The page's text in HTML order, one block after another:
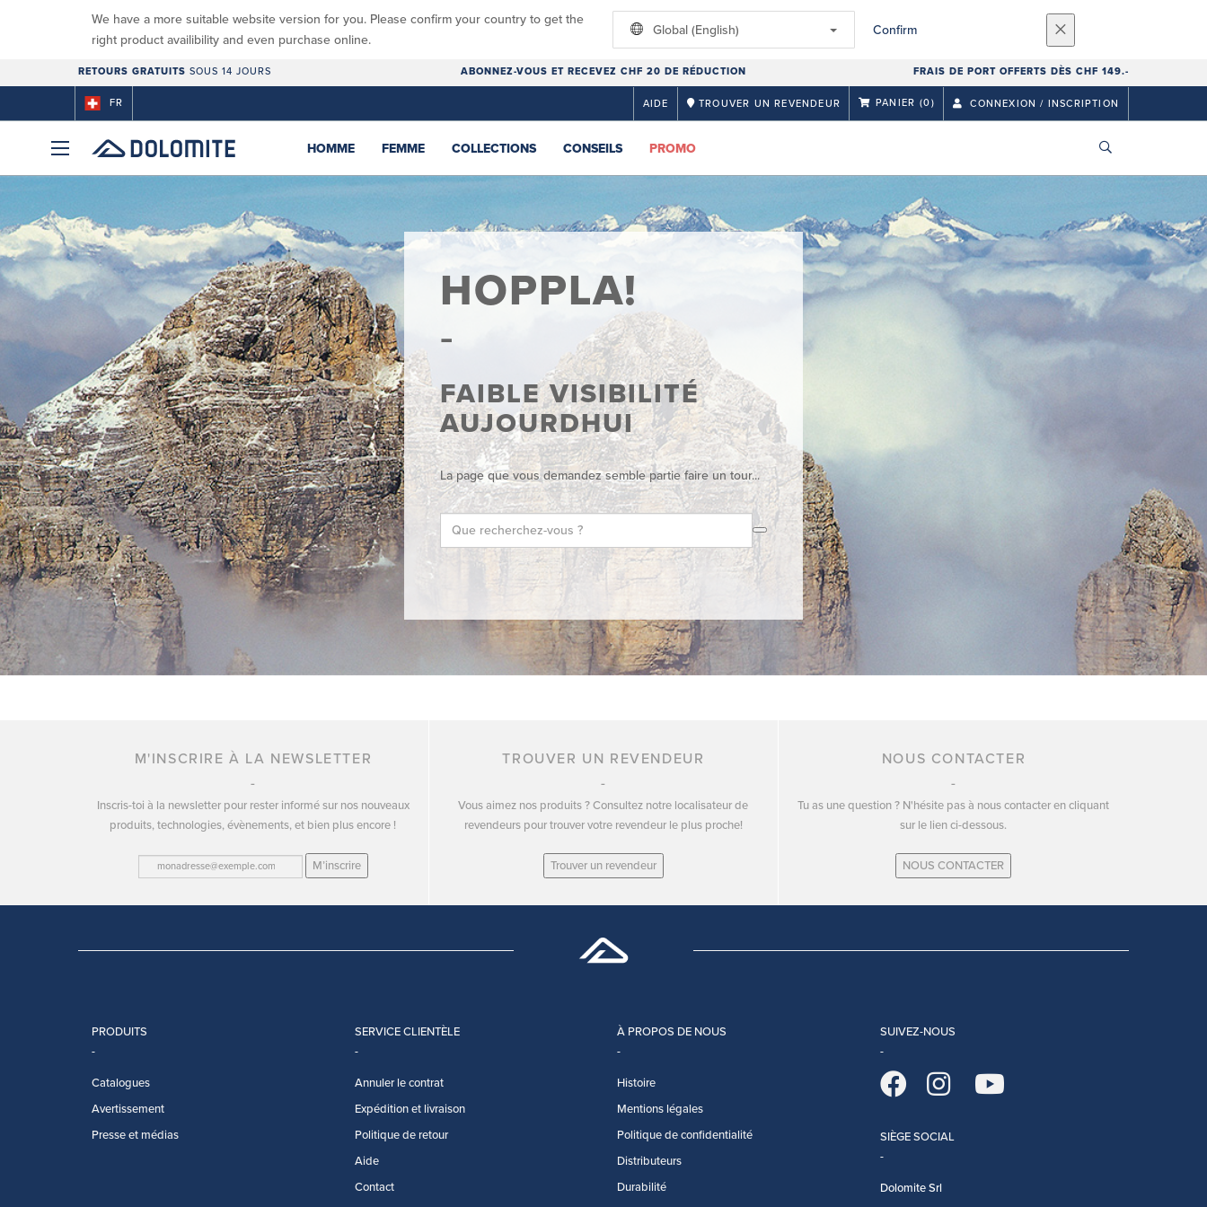
We have a more suitable website version for you. Please confirm your country to get the
right product availibility and even purchase online.
Global (English) Confirm
RETOURS GRATUITS SOUS 14 JOURS ABONNEZ-VOUS ET RECEVEZ CHF 20 DE RÉDUCTION FRAIS DE PORT OFFERTS DÈS CHF 149.-
FR AIDE TROUVER UN REVENDEUR PANIER (0) CONNEXION / INSCRIPTION
HOMME FEMME COLLECTIONS CONSEILS PROMO
HOPPLA!
FAIBLE VISIBILITÉ
AUJOURDHUI
La page que vous demandez semble partie faire un tour...
M'INSCRIRE À LA NEWSLETTER
Inscris-toi à la newsletter pour rester informé sur nos nouveaux
produits, technologies, évènements, et bien plus encore !
M’inscrire
TROUVER UN REVENDEUR
Vous aimez nos produits ? Consultez notre localisateur de
revendeurs pour trouver votre revendeur le plus proche!
Trouver un revendeur
NOUS CONTACTER
Tu as une question ? N'hésite pas à nous contacter en cliquant
sur le lien ci-dessous.
NOUS CONTACTER
PRODUITS
Catalogues
Avertissement
Presse et médias
SERVICE CLIENTÈLE
Annuler le contrat
Expédition et livraison
Politique de retour
Aide
Contact
À PROPOS DE NOUS
Histoire
Mentions légales
Politique de confidentialité
Distributeurs
Durabilité
SUIVEZ-NOUS
SIÈGE SOCIAL
Dolomite Srl